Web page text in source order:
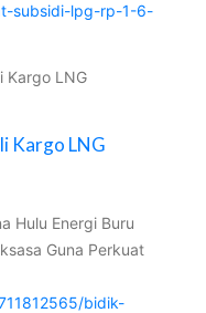
subsidi-lpg-rp-1-6-
Kargo LNG
Kargo LNG
Hulu Energi Buru
Guna Perkuat
bidik-